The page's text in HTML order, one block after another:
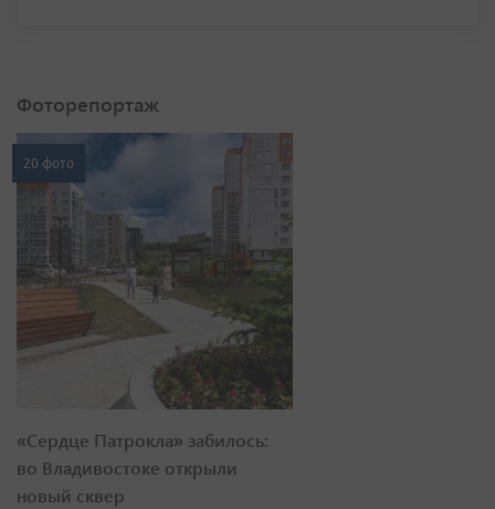
Фоторепортаж
20 фото
«Сердце Патрокла» забилось:
во Владивостоке открыли
новый сквер